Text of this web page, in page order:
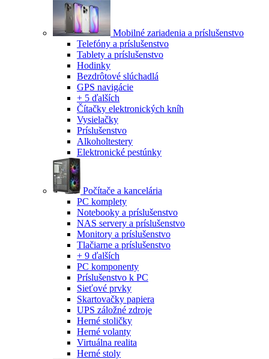
Mobilné zariadenia a príslušenstvo
Telefóny a príslušenstvo
Tablety a príslušenstvo
Hodinky
Bezdrôtové slúchadlá
GPS navigácie
+ 5 ďalších
Čítačky elektronických kníh
Vysielačky
Príslušenstvo
Alkoholtestery
Elektronické pestúnky
Počítače a kancelária
PC komplety
Notebooky a príslušenstvo
NAS servery a príslušenstvo
Monitory a príslušenstvo
Tlačiarne a príslušenstvo
+ 9 ďalších
PC komponenty
Príslušenstvo k PC
Sieťové prvky
Skartovačky papiera
UPS záložné zdroje
Herné stoličky
Herné volanty
Virtuálna realita
Herné stoly